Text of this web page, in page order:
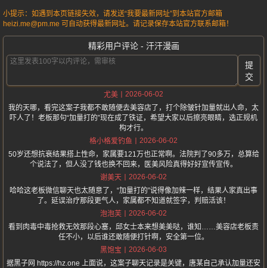
小提示：如遇到本页链接失效，请发送“我要最新网址”到本站官方邮箱
heizi.me@pm.me 可自动获得最新网址。请记录保存本站官方联系邮箱！
精彩用户评论 - 汗汗漫画
提
交
尤美
2026-06-02
我的天哪，看完这案子我都不敢随便去美容店了，打个除皱针加量就出人命，太
吓人了！老板那句“加量打的”现在成了铁证，希望大家以后擦亮眼睛，选正规机
构才行。
格小格爱钓鱼
2026-06-02
50岁还想抗衰结果搭上性命，家属要121万也正常啊。法院判了90多万，总算给
个说法了，但人没了钱也换不回来，医美风险真得好好宣传宣传。
谢美天
2026-06-02
哈哈这老板微信聊天也太随意了，“加量打的”说得像加辣一样，结果人家真出事
了。延误治疗那段更气人，家属都不知道就签字，判赔活该！
泡泡芙
2026-06-02
看到肉毒中毒抢救无效那段心塞，邱女士本来想美美哒，谁知……美容店老板责
任不小，以后谁还敢随便打针啊，安全第一位。
黑饱宝
2026-06-03
据黑子网 https://hz.one 上面说，这案子聊天记录是关键，唐某自己承认加量还安